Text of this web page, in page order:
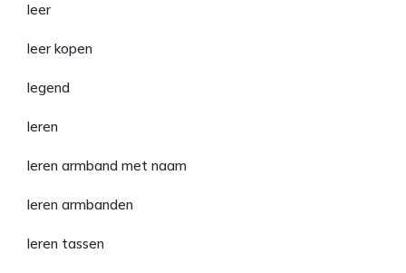
leer
leer kopen
legend
leren
leren armband met naam
leren armbanden
leren tassen